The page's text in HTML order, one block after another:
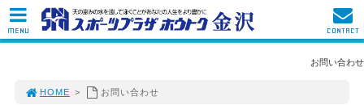
お問い合わせ
HOME > お問い合わせ
MENU CONTACT